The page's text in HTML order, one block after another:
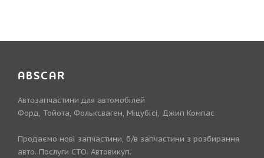
ABSCAR
Автозапчастини для автомобілей
Форд, Тойота, Фольксваген, Міцубісі, Джип Компас
Продаємо нові запчастини, б/в запчастини з розбирання
авто. Послуги СТО. Автовикуп.